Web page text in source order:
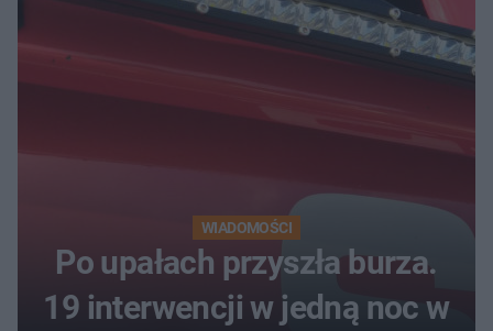
luksusowa auta
WIADOMOŚCI
Po upałach przyszła burza.
19 interwencji w jedną noc w